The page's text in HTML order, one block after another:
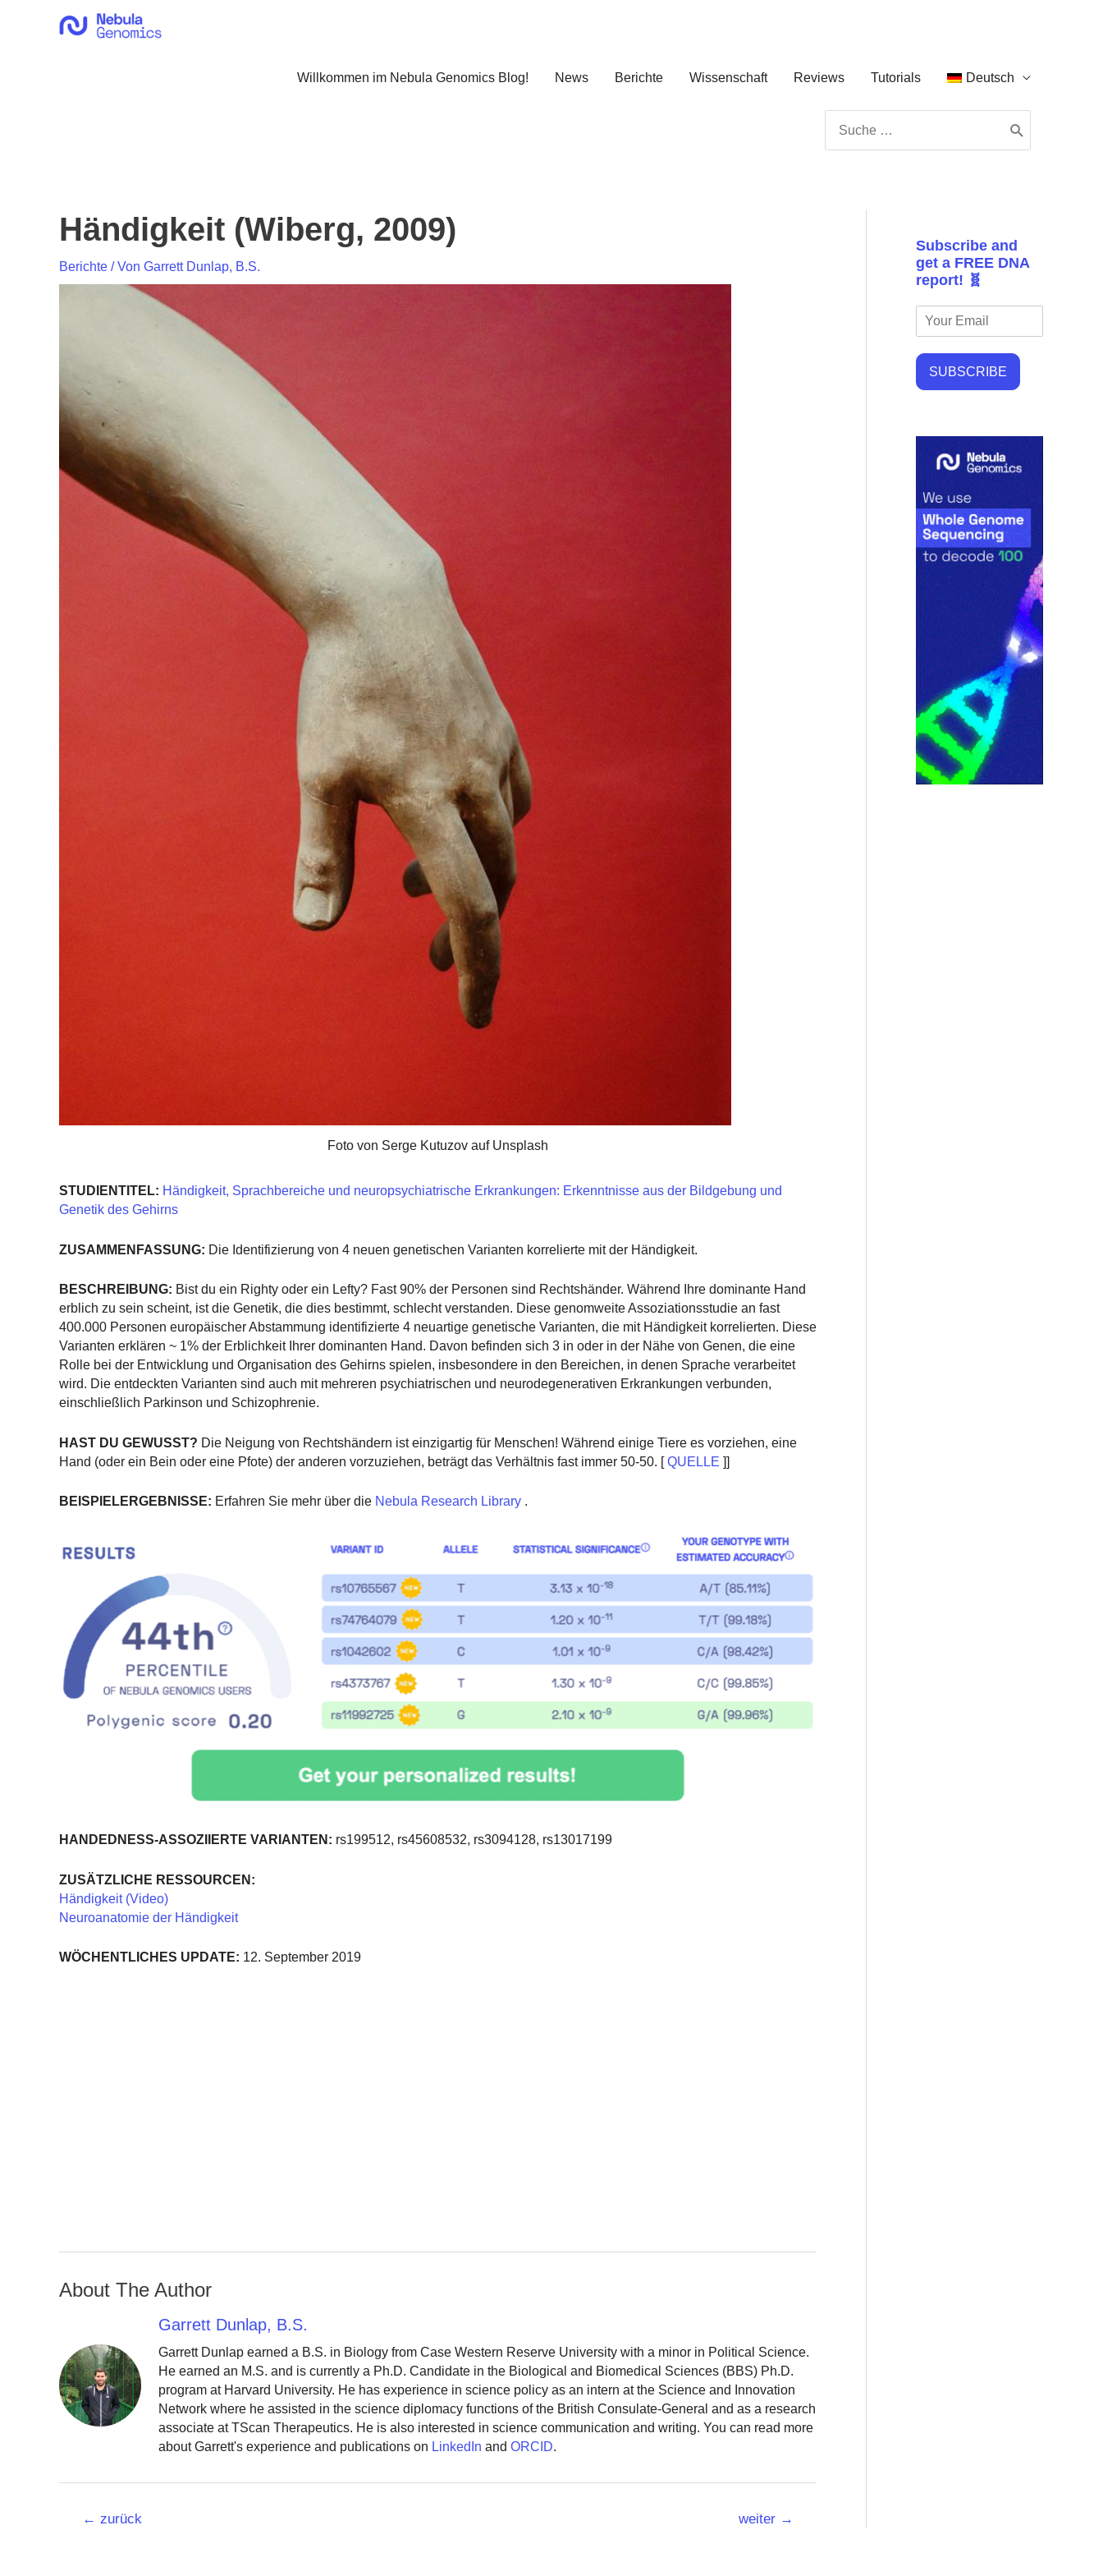
Willkommen im Nebula Genomics Blog! News Berichte Wissenschaft Reviews Tutorials Deutsch
for:
Händigkeit (Wiberg, 2009)
Berichte / Von Garrett Dunlap, B.S.
Foto von Serge Kutuzov auf Unsplash
STUDIENTITEL: Händigkeit, Sprachbereiche und neuropsychiatrische Erkrankungen: Erkenntnisse aus der Bildgebung und
Genetik des Gehirns
ZUSAMMENFASSUNG: Die Identifizierung von 4 neuen genetischen Varianten korrelierte mit der Händigkeit.
BESCHREIBUNG: Bist du ein Righty oder ein Lefty? Fast 90% der Personen sind Rechtshänder. Während Ihre dominante Hand
erblich zu sein scheint, ist die Genetik, die dies bestimmt, schlecht verstanden. Diese genomweite Assoziationsstudie an fast
400.000 Personen europäischer Abstammung identifizierte 4 neuartige genetische Varianten, die mit Händigkeit korrelierten. Diese
Varianten erklären ~ 1% der Erblichkeit Ihrer dominanten Hand. Davon befinden sich 3 in oder in der Nähe von Genen, die eine
Rolle bei der Entwicklung und Organisation des Gehirns spielen, insbesondere in den Bereichen, in denen Sprache verarbeitet
wird. Die entdeckten Varianten sind auch mit mehreren psychiatrischen und neurodegenerativen Erkrankungen verbunden,
einschließlich Parkinson und Schizophrenie.
HAST DU GEWUSST? Die Neigung von Rechtshändern ist einzigartig für Menschen! Während einige Tiere es vorziehen, eine
Hand (oder ein Bein oder eine Pfote) der anderen vorzuziehen, beträgt das Verhältnis fast immer 50-50. [QUELLE ]]
BEISPIELERGEBNISSE: Erfahren Sie mehr über die Nebula Research Library .
HANDEDNESS-ASSOZIIERTE VARIANTEN: rs199512, rs45608532, rs3094128, rs13017199
ZUSÄTZLICHE RESSOURCEN:
Händigkeit (Video)
Neuroanatomie der Händigkeit
WÖCHENTLICHES UPDATE: 12. September 2019
About The Author
Garrett Dunlap, B.S.
Garrett Dunlap earned a B.S. in Biology from Case Western Reserve University with a minor in Political Science.
He earned an M.S. and is currently a Ph.D. Candidate in the Biological and Biomedical Sciences (BBS) Ph.D.
program at Harvard University. He has experience in science policy as an intern at the Science and Innovation
Network where he assisted in the science diplomacy functions of the British Consulate-General and as a research
associate at TScan Therapeutics. He is also interested in science communication and writing. You can read more
about Garrett's experience and publications on LinkedIn andORCID.
Beitrags-
← zurück weiter →
Subscribe and
get a FREE DNA
report! 🧬
SUBSCRIBE